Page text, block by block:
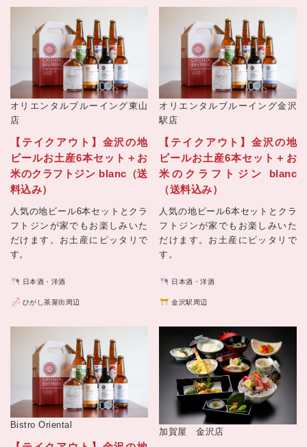
オリエンタルブルーイング東山
店
【テイクアウト】金沢の地
ビールお土産6本セット＋お
米のクラフトジン blanc（送
料込み）
人気の地ビール6本セットとクラ
フトジンが家でもお楽しみいた
だけます。お土産にピッタリで
す。
日本酒・洋酒
ひがし茶屋街周辺
オリエンタルブルーイング金沢
駅店
【テイクアウト】金沢の地
ビールお土産6本セット＋お
米のクラフトジン blanc
（送料込み）
人気の地ビール6本セットとクラ
フトジンが家でもお楽しみいた
だけます。お土産にピッタリで
す。
日本酒・洋酒
金沢駅周辺
Bistro Oriental
加賀屋 金沢店